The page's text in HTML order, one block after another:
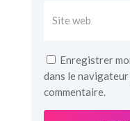
Enregistrer
dans le
commentaire.